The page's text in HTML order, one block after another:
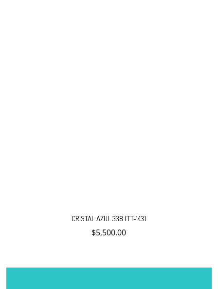
CRISTAL AZUL 338 (TT-143)
$5,500.00